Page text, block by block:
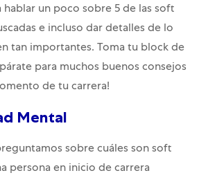
hablar un poco sobre 5 de las soft
e incluso dar detalles de lo
tan importantes. Toma tu block de
para muchos buenos consejos
de tu carrera!
Mental
sobre cuáles son soft
persona en inicio de carrera